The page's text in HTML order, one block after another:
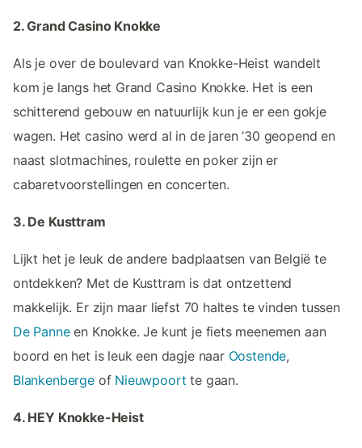
2. Grand Casino Knokke
Als je over de boulevard van Knokke-Heist wandelt
kom je langs het Grand Casino Knokke. Het is een
schitterend gebouw en natuurlijk kun je er een gokje
wagen. Het casino werd al in de jaren ’30 geopend en
naast slotmachines, roulette en poker zijn er
cabaretvoorstellingen en concerten.
3. De Kusttram
Lijkt het je leuk de andere badplaatsen van België te
ontdekken? Met de Kusttram is dat ontzettend
makkelijk. Er zijn maar liefst 70 haltes te vinden tussen
De Panneen Knokke. Je kunt je fiets meenemen aan
boord en het is leuk een dagje naar Oostende,
Blankenbergeof Nieuwpoort te gaan.
4. HEY Knokke-Heist